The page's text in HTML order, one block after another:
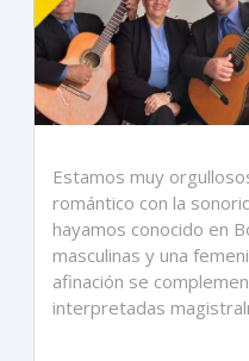
Estamos muy
romántico con la
hayamos conocido en
masculinas y una
afinación se
interpretadas